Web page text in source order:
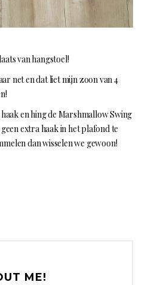
van hangstoel!
net en dat liet mijn zoon van 4
en hing de Marshmallow Swing
extra haak in het plafond te
dan wisselen we gewoon!
ME!